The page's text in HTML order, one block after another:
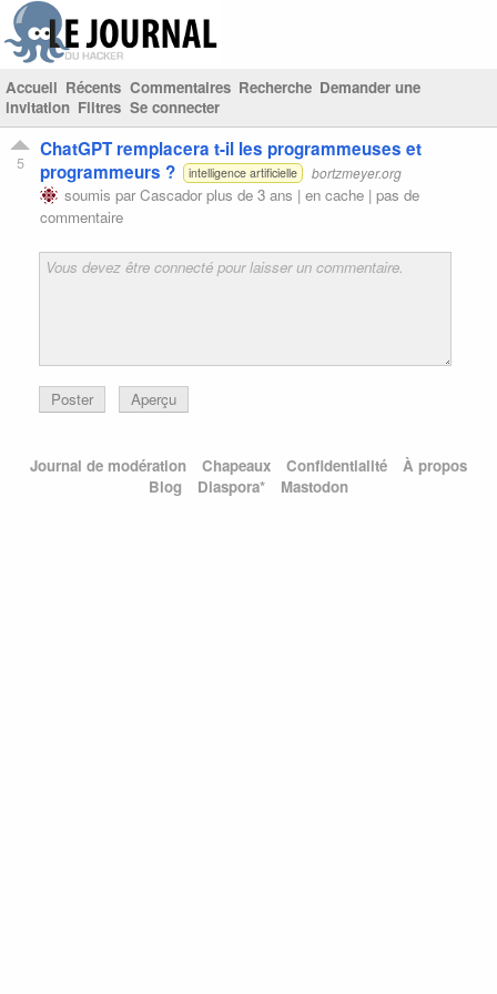
Accueil Récents Commentaires Recherche Demander une
invitation Filtres Se connecter
5
ChatGPT remplacera t-il les programmeuses et
programmeurs ?
intelligence artificielle bortzmeyer.org
soumis parCascadorplus de 3 ans | en cache | pas de
commentaire
Poster Aperçu
Journal de modération Chapeaux Confidentialité
À propos
Blog
Diaspora* Mastodon